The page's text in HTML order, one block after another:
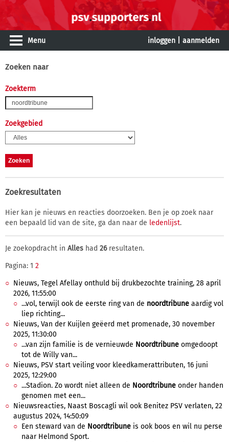
Menu inloggen aanmelden
Zoeken naar
Zoekterm
Zoekgebied
Zoekresultaten
Hier kan je nieuws en reacties doorzoeken. Ben je op zoek naar
een bepaald lid van de site, ga dan naar de ledenlijst.
Je zoekopdracht in Alles had 26resultaten.
Pagina: 1 2
Nieuws, Tegel Afellay onthuld bij drukbezochte training, 28 april
2026, 11:55:00
...vol, terwijl ook de eerste ring van de noordtribune aardig vol
liep richting...
Nieuws, Van der Kuijlen geëerd met promenade, 30 november
2025, 11:30:00
...van zijn familie is de vernieuwde Noordtribune omgedoopt
tot de Willy van...
Nieuws, PSV start veiling voor kleedkamerattributen, 16 juni
2025, 12:29:00
...Stadion. Zo wordt niet alleen de Noordtribune onder handen
genomen met een...
Nieuwsreacties, Naast Boscagli wil ook Benitez PSV verlaten, 22
augustus 2024, 14:50:09
Een steward van de Noordtribune is ook boos en wil nu perse
naar Helmond Sport.